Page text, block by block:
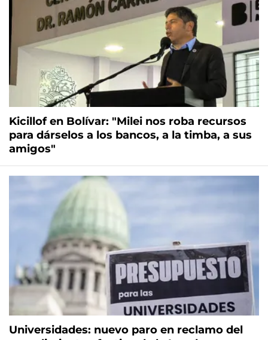
Kicillof en Bolívar: "Milei nos roba recursos
para dárselos a los bancos, a la timba, a sus
amigos"
Universidades: nuevo paro en reclamo del